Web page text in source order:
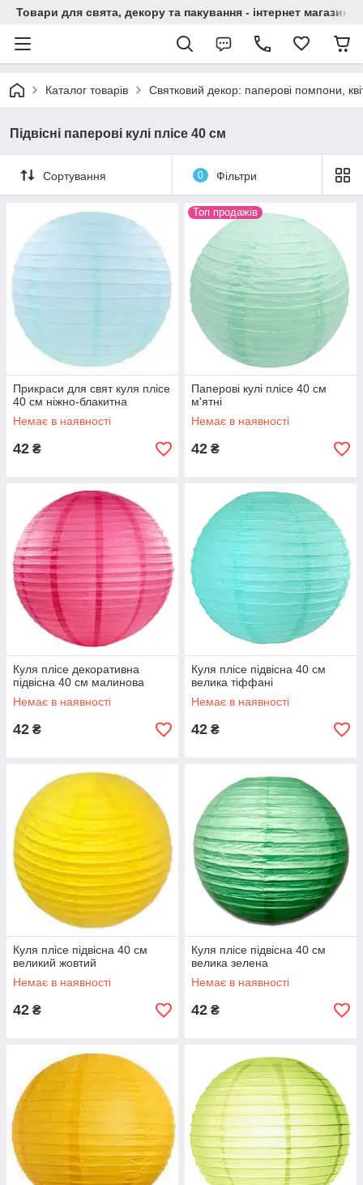
Товари для свята, декору та пакування - інтернет магазин
Каталог товарів Святковий декор: паперові помпони,
Підвісні паперові кулі плісе 40 см
Сортування 0 Фільтри
Прикраси для свят куля плісе
40 см ніжно-блакитна
Немає в наявності
42 ₴
Топ продажів
Паперові кулі плісе 40 см
м'ятні
Немає в наявності
42 ₴
Куля плісе декоративна
підвісна 40 см малинова
Немає в наявності
42 ₴
Куля плісе підвісна 40 см
велика тіффані
Немає в наявності
42 ₴
Куля плісе підвісна 40 см
великий жовтий
Немає в наявності
42 ₴
Куля плісе підвісна 40 см
велика зелена
Немає в наявності
42 ₴